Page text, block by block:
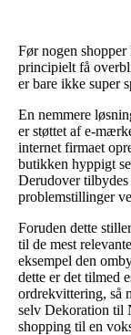
Før nogen
principielt få
er bare ikke super
En nemmere
er støttet af e-
internet firmaet
butikken hyppigt
Derudover
problemstillinger
Foruden dette
til de mest
eksempel den
dette er det tilmed
ordrekvittering, så
selv Dekoration til
shopping til en